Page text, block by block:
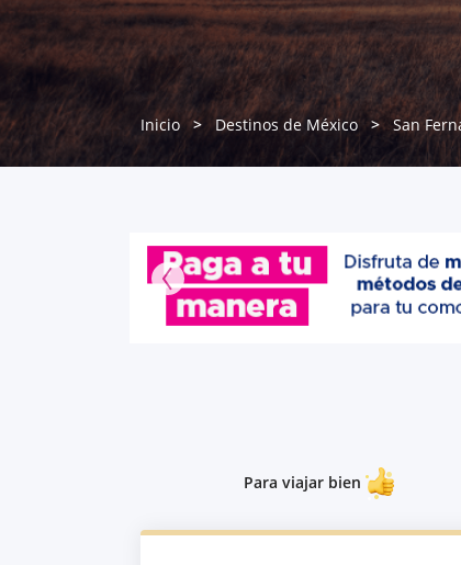
Inicio Destinos de México San
Para viajar bien